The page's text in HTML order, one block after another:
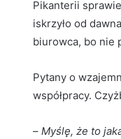
Pikanterii
iskrzyło od
biurowca, bo nie
Pytany o
współpracy.
– Myślę, że to